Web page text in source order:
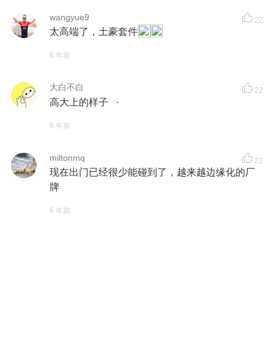
wangyue9 22
太高端了，土豪套件
6 年前
大白不白 22
高大上的样子 ·
6 年前
miltonmq 22
现在出门已经很少能碰到了，越来越边缘化的厂
牌
6 年前